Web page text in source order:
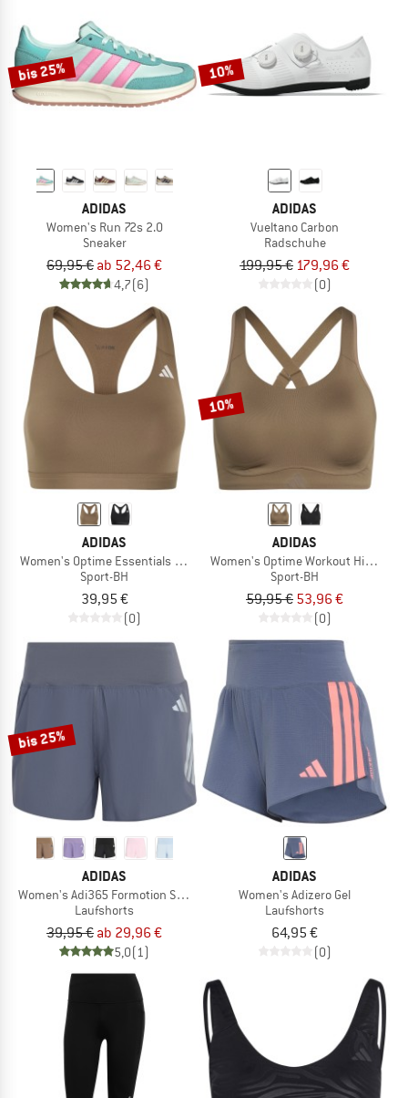
bis 25%
ADIDAS
Women's Run 72s 2.0
Sneaker
69,95 € ab 52,46 €
4,7(6)
10%
ADIDAS
Vueltano Carbon
Radschuhe
199,95 € 179,96 €
(0)
ADIDAS
Women's Optime Essentials Workout Medium Support
Sport-BH
39,95 €
(0)
10%
ADIDAS
Women's Optime Workout High
Sport-BH
59,95 € 53,96 €
(0)
bis 25%
ADIDAS
Women's Adi365 Formotion Shorts
Laufshorts
39,95 € ab 29,96 €
5,0(1)
ADIDAS
Women's Adizero Gel
Laufshorts
64,95 €
(0)